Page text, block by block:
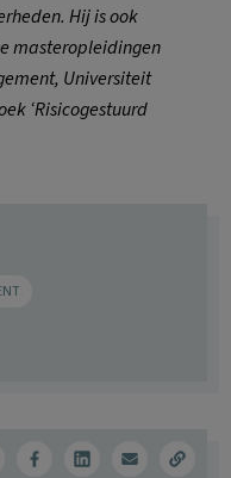
Hij is ook
masteropleidingen
Universiteit
‘Risicogestuurd